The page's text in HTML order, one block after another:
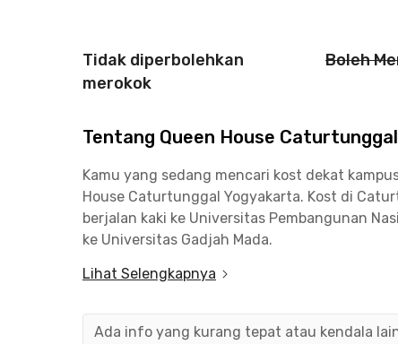
Tidak diperbolehkan
merokok
Boleh
Tentang Queen House
Kamu yang sedang mencari kost dekat
House Caturtunggal Yogyakarta. Kost di
berjalan kaki ke Universitas Pembangunan
ke Universitas Gadjah Mada.
Menuju kawasan Malioboro dan Stasiun Tugu
dari kost Caturtunggal Yogyakarta ini.
Lihat Selengkapnya
Ada info yang kurang tepat atau kendala